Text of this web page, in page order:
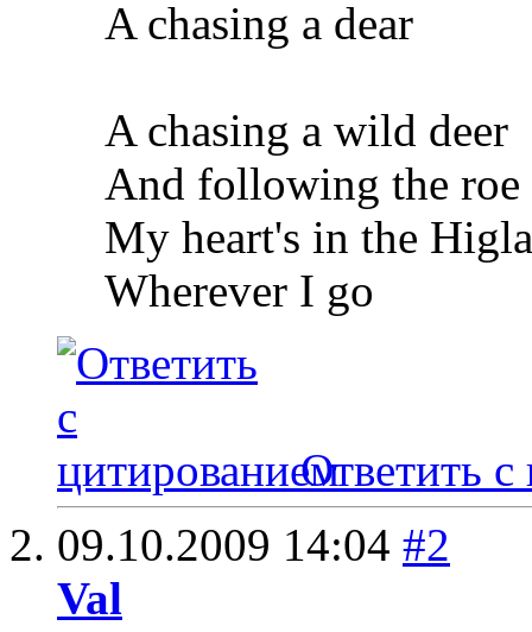
A chasing a dear
A chasing a wild deer
And following the roe
My heart's in the
Wherever I go
Ответить с
09.10.2009 14:04 #2
Val